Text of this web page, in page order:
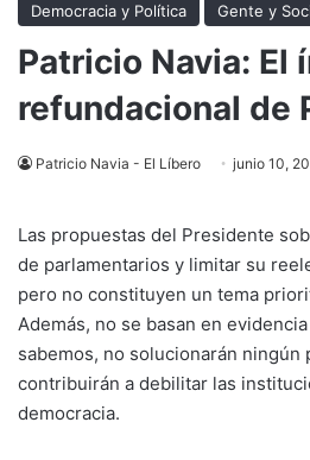
Democracia y Política Gente y
Patricio Navia: El
refundacional de
Patricio Navia - El Líbero junio 10,
Las propuestas del Presidente
de parlamentarios y limitar su
pero no constituyen un tema
Además, no se basan en
sabemos, no solucionarán ningún
contribuirán a debilitar las
democracia.